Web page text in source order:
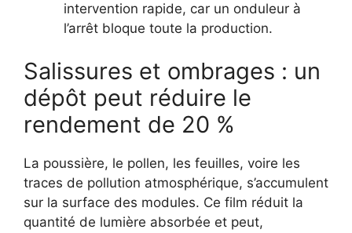
intervention rapide, car un onduleur à
l’arrêt bloque toute la production.
Salissures et ombrages : un
dépôt peut réduire le
rendement de 20 %
La poussière, le pollen, les feuilles, voire les
traces de pollution atmosphérique, s’accumulent
sur la surface des modules. Ce film réduit la
quantité de lumière absorbée et peut,